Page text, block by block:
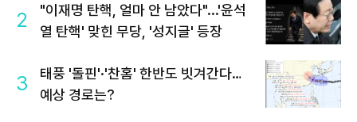
2
"이재명 탄핵, 얼마 안 남았다"...'윤석
열 탄핵' 맞힌 무당, '성지글' 등장
3
태풍 '돌핀'·'찬홈' 한반도 빗겨간다…
예상 경로는?